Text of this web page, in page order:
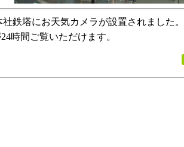
鉄塔にお天気カメラが設置されました
時間ご覧いただけます。